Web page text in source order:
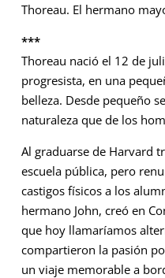
Thoreau. El hermano
***
Thoreau nació el 12 de
progresista, en una
belleza. Desde pequeño
naturaleza que de los
Al graduarse de Harvard
escuela pública, pero
castigos físicos a los
hermano John, creó en
que hoy llamaríamos
compartieron la pasión
un viaje memorable a